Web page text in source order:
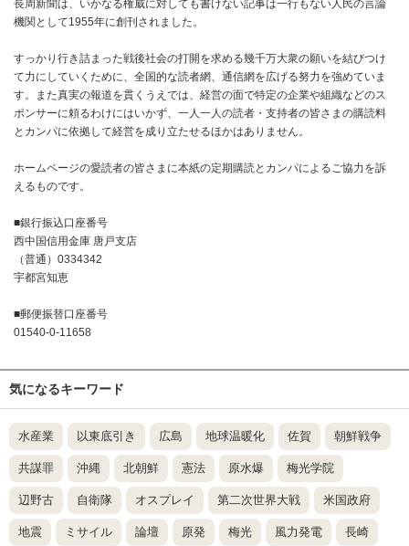
長周新聞は、いかなる権威に対しても書けない記事は一行もない人民の言論
機関として1955年に創刊されました。
すっかり行き詰まった戦後社会の打開を求める幾千万大衆の願いを結びつけ
て力にしていくために、全国的な読者網、通信網を広げる努力を強めていま
す。また真実の報道を貫くうえでは、経営の面で特定の企業や組織などのス
ポンサーに頼るわけにはいかず、一人一人の読者・支持者の皆さまの購読料
とカンパに依拠して経営を成り立たせるほかはありません。
ホームページの愛読者の皆さまに本紙の定期購読とカンパによるご協力を訴
えるものです。
■銀行振込口座番号
西中国信用金庫 唐戸支店
（普通）0334342
宇都宮知恵
■郵便振替口座番号
01540-0-11658
気になるキーワード
水産業 以東底引き 広島 地球温暖化 佐賀 朝鮮戦争
共謀罪 沖縄 北朝鮮 憲法 原水爆 梅光学院
辺野古 自衛隊 オスプレイ 第二次世界大戦 米国政府
地震 ミサイル 論壇 原発 梅光 風力発電 長崎